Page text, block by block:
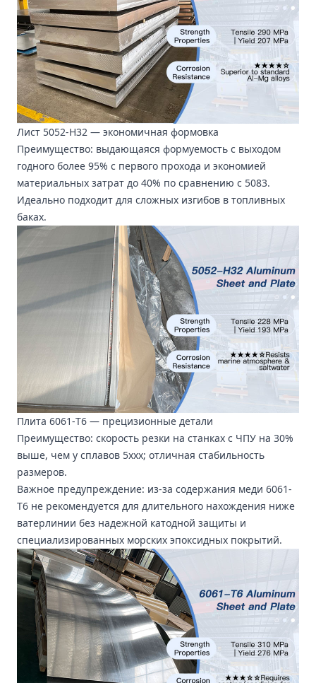
Лист 5052-H32 — экономичная формовка
Преимущество: выдающаяся формуемость с выходом
годного более 95% с первого прохода и экономией
материальных затрат до 40% по сравнению с 5083.
Идеально подходит для сложных изгибов в топливных
баках.
Плита 6061-T6 — прецизионные детали
Преимущество: скорость резки на станках с ЧПУ на 30%
выше, чем у сплавов 5xxx; отличная стабильность
размеров.
Важное предупреждение: из-за содержания меди 6061-
T6 не рекомендуется для длительного нахождения ниже
ватерлинии без надежной катодной защиты и
специализированных морских эпоксидных покрытий.